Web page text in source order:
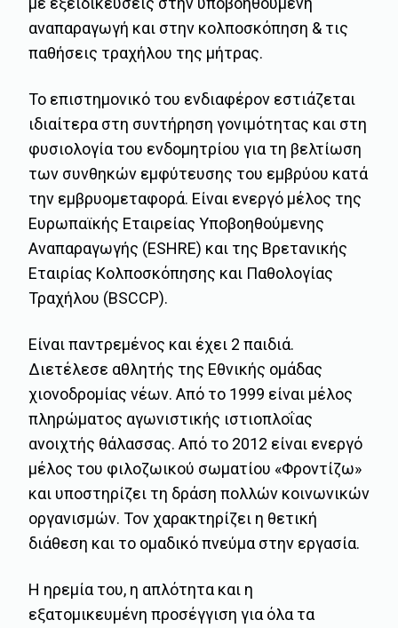
αναπαραγωγή και στην κολποσκόπηση & τις
παθήσεις τραχήλου της μήτρας.
Το επιστημονικό του ενδιαφέρον εστιάζεται
ιδιαίτερα στη συντήρηση γονιμότητας και στη
φυσιολογία του ενδομητρίου για τη βελτίωση
των συνθηκών εμφύτευσης του εμβρύου κατά
την εμβρυομεταφορά. Είναι ενεργό μέλος της
Ευρωπαϊκής Εταιρείας Υποβοηθούμενης
Αναπαραγωγής (ESHRE) και της Βρετανικής
Εταιρίας Κολποσκόπησης και Παθολογίας
Τραχήλου (BSCCP).
Είναι παντρεμένος και έχει 2 παιδιά.
Διετέλεσε αθλητής της Εθνικής ομάδας
χιονοδρομίας νέων. Από το 1999 είναι μέλος
πληρώματος αγωνιστικής ιστιοπλοΐας
ανοιχτής θάλασσας. Από το 2012 είναι ενεργό
μέλος του φιλοζωικού σωματίου «Φροντίζω»
και υποστηρίζει τη δράση πολλών κοινωνικών
οργανισμών. Τον χαρακτηρίζει η θετική
διάθεση και το ομαδικό πνεύμα στην εργασία.
Η ηρεμία του, η απλότητα και η
εξατομικευμένη προσέγγιση για όλα τα